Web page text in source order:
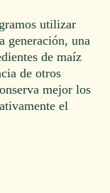
utilizar
generación, una
de maíz
de otros
mejor los
el